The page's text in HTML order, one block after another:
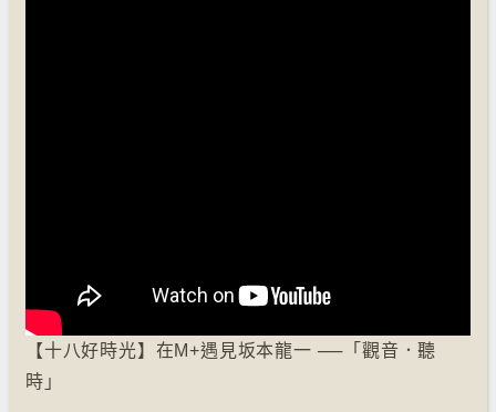
【十八好時光】在M+遇見坂本龍一 ──「觀音．聽
時」